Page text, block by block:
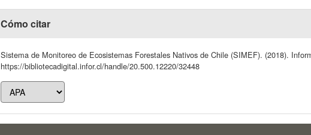
Cómo citar
Sistema de Monitoreo de Ecosistemas Forestales Nativos de Chile (SIMEF). (2018).
https://bibliotecadigital.infor.cl/handle/20.500.12220/32448